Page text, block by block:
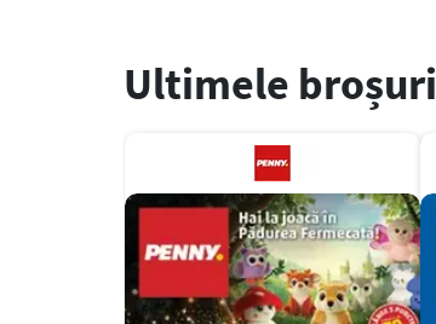
Ultimele broșuri